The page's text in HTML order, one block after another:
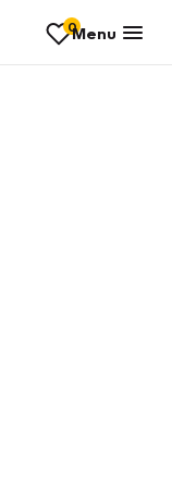
0Menu